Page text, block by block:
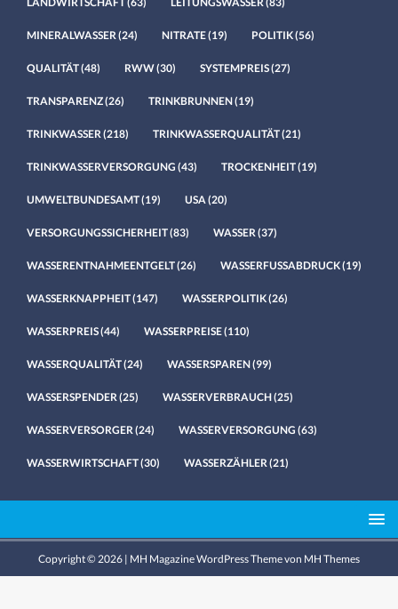
MINERALWASSER (24) NITRATE(19) POLITIK(56)
QUALITÄT(48) RWW(30) SYSTEMPREIS(27)
TRANSPARENZ(26) TRINKBRUNNEN(19)
TRINKWASSER (218) TRINKWASSERQUALITÄT(21)
TRINKWASSERVERSORGUNG (43) TROCKENHEIT(19)
UMWELTBUNDESAMT(19) USA (20)
VERSORGUNGSSICHERHEIT(83) WASSER (37)
WASSERENTNAHMEENTGELT(26) WASSERFUSSABDRUCK(19)
WASSERKNAPPHEIT(147) WASSERPOLITIK(26)
WASSERPREIS(44) WASSERPREISE(110)
WASSERQUALITÄT(24) WASSERSPAREN(99)
WASSERSPENDER (25) WASSERVERBRAUCH(25)
WASSERVERSORGER (24) WASSERVERSORGUNG (63)
WASSERWIRTSCHAFT(30) WASSERZÄHLER (21)
Copyright © 2026 | MH Magazine WordPress Theme von MH Themes